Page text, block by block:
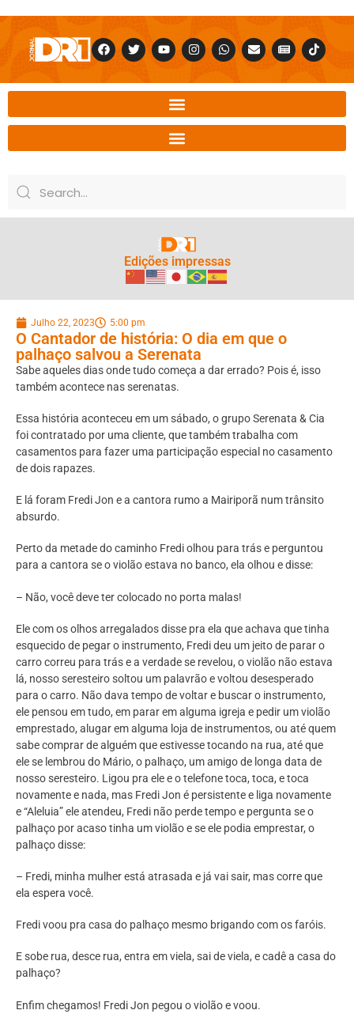
Edições impressas
Julho 22, 2023 5:00 pm
O Cantador de história: O dia em que o
palhaço salvou a Serenata
Sabe aqueles dias onde tudo começa a dar errado? Pois é, isso
também acontece nas serenatas.
Essa história aconteceu em um sábado, o grupo Serenata & Cia
foi contratado por uma cliente, que também trabalha com
casamentos para fazer uma participação especial no casamento
de dois rapazes.
E lá foram Fredi Jon e a cantora rumo a Mairiporã num trânsito
absurdo.
Perto da metade do caminho Fredi olhou para trás e perguntou
para a cantora se o violão estava no banco, ela olhou e disse:
– Não, você deve ter colocado no porta malas!
Ele com os olhos arregalados disse pra ela que achava que tinha
esquecido de pegar o instrumento, Fredi deu um jeito de parar o
carro correu para trás e a verdade se revelou, o violão não estava
lá, nosso seresteiro soltou um palavrão e voltou desesperado
para o carro. Não dava tempo de voltar e buscar o instrumento,
ele pensou em tudo, em parar em alguma igreja e pedir um violão
emprestado, alugar em alguma loja de instrumentos, ou até quem
sabe comprar de alguém que estivesse tocando na rua, até que
ele se lembrou do Mário, o palhaço, um amigo de longa data de
nosso seresteiro. Ligou pra ele e o telefone toca, toca, e toca
novamente e nada, mas Fredi Jon é persistente e liga novamente
e “Aleluia” ele atendeu, Fredi não perde tempo e pergunta se o
palhaço por acaso tinha um violão e se ele podia emprestar, o
palhaço disse:
– Fredi, minha mulher está atrasada e já vai sair, mas corre que
ela espera você.
Fredi voou pra casa do palhaço mesmo brigando com os faróis.
E sobe rua, desce rua, entra em viela, sai de viela, e cadê a casa do
palhaço?
Enfim chegamos! Fredi Jon pegou o violão e voou.